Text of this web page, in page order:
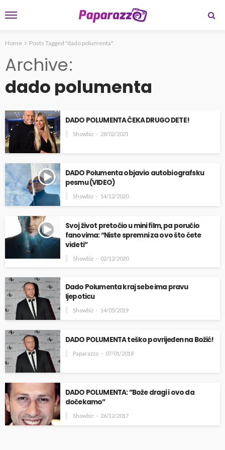
Home Posts Tagged "dado polumenta"
Archive
dado polumenta
DADO POLUMENTA ČEKA DRUGO DETE!
Showbiz 28/02/2021
DADO Polumenta objavio autobiografsku
pesmu (VIDEO)
Showbiz 14/12/2020
Svoj život pretočio u mini film, pa poručio
fanovima: “Niste spremni za ovo što ćete
videti”
Showbiz 02/12/2020
Dado Polumenta kraj sebe ima pravu
ljepoticu
Showbiz 14/05/2019
DADO POLUMENTA teško povrijeđen na Božić!
Paparazzo 07/01/2018
DADO POLUMENTA: ”Bože dragi i ovo da
dočekamo”
Showbiz 26/12/2017